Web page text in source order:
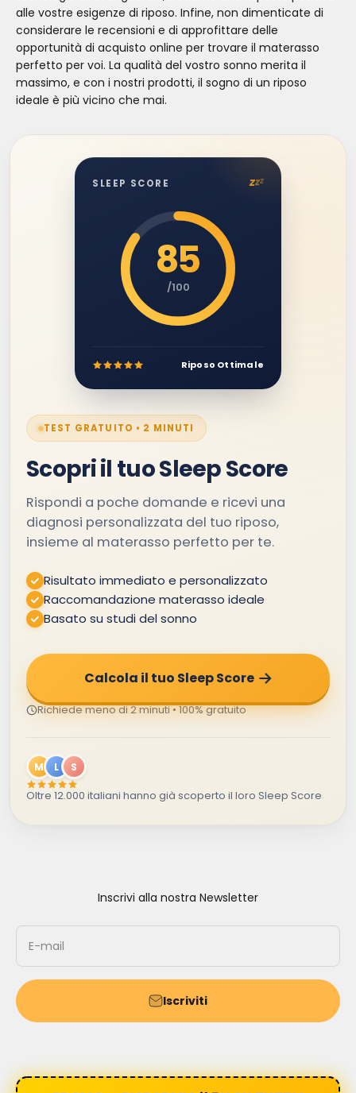
alle vostre esigenze di riposo. Infine, non dimenticate di
considerare le recensioni e di approfittare delle
opportunità di acquisto online per trovare il materasso
perfetto per voi. La qualità del vostro sonno merita il
massimo, e con i nostri prodotti, il sogno di un riposo
ideale è più vicino che mai.
TEST GRATUITO • 2 MINUTI
Scopri il tuo Sleep Score
Rispondi a poche domande e ricevi una
diagnosi personalizzata del tuo riposo,
insieme al materasso perfetto per te.
Risultato immediato e personalizzato
Raccomandazione materasso ideale
Basato su studi del sonno
Calcola il tuo Sleep Score
Richiede meno di 2 minuti • 100% gratuito
M L S
Oltre 12.000 italiani hanno già scoperto il loro Sleep Score
SLEEP SCORE zzz
85
/100
Riposo Ottimale
Inscrivi alla nostra Newsletter
E-mail
Iscriviti